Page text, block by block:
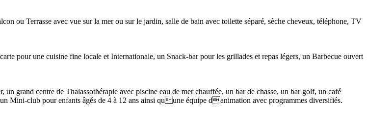
ou Terrasse avec vue sur la mer ou sur le jardin, salle de bain avec toilette séparé, sèche cheveux, téléphone, TV
pour une cuisine fine locale et Internationale, un Snack-bar pour les grillades et repas légers, un Barbecue ouvert
grand centre de Thalassothérapie avec piscine eau de mer chauffée, un bar de chasse, un bar golf, un café
Mini-club pour enfants âgés de 4 à 12 ans ainsi quune équipe danimation avec programmes diversifiés.